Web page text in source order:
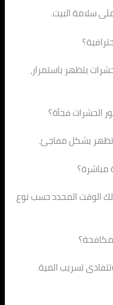
بتظهر باستمرار،
الحشرات فجأة؟
تظهر بشكل مفاجئ.
الوقت المحدد حسب نوع
تسريب المية.